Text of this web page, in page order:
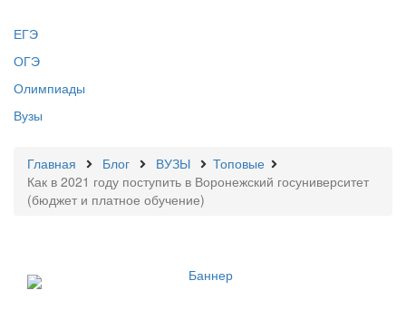
ЕГЭ
ОГЭ
Олимпиады
Вузы
Главная Блог ВУЗЫ
Топовые
Как в 2021 году поступить в Воронежский госуниверситет
(бюджет и платное обучение)